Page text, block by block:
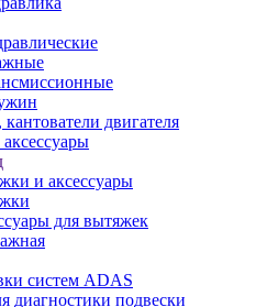
двигателя
и аксессуары
для вытяжек
систем ADAS
диагностики подвески